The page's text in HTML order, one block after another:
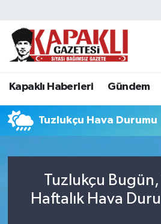
Kapaklı Haberleri Gündem
Tuzlukçu Hava Durumu
Tuzlukçu Bugün,
Haftalık Hava
Kapaklı Haberleri
Asayiş
Spor
Siyaset
Tekirdağ Nöbetçi Eczaneler
Tekirdağ Namaz Vakitleri
Tekirdağ Trafik Yoğunluk
Tüm Manşetler